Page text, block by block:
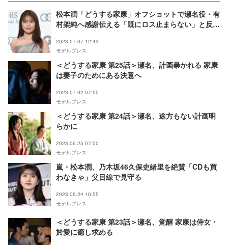
松本潤「どうする家康」オフショットで瀬名役・有
村架純へ感謝伝える「既にロス止まらない」と反響
2023.07.07 12:43
モデルプレス
＜どうする家康 第25話＞瀬名、計画暴かれる 家康
は妻子のためにある決意へ
2023.07.02 07:00
モデルプレス
＜どうする家康 第24話＞瀬名、途方もない計画明
らかに
2023.06.25 07:00
モデルプレス
嵐・松本潤、乃木坂46久保史緒里を絶賛「CDも買
わなきゃ」父目線で見守る
2023.06.24 16:55
モデルプレス
＜どうする家康 第23話＞瀬名、覚醒 家康は侍女・
於愛に癒し求める